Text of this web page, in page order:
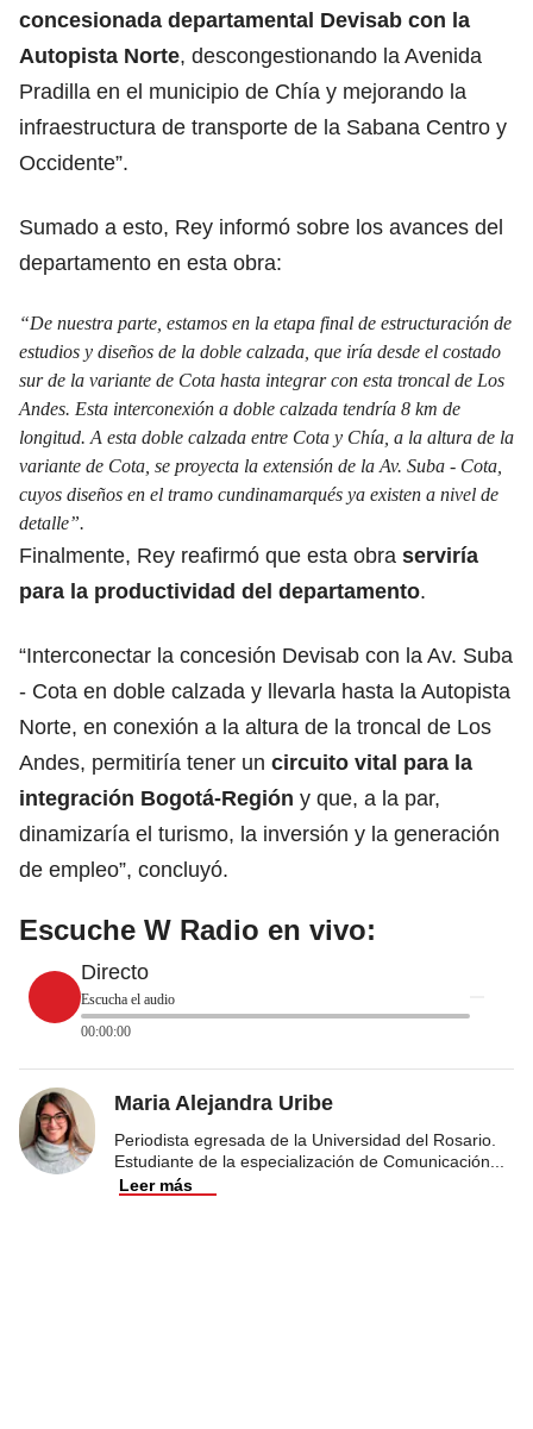
concesionada departamental Devisab con la
Autopista Norte, descongestionando la Avenida
Pradilla en el municipio de Chía y mejorando la
infraestructura de transporte de la Sabana Centro y
Occidente”.
Sumado a esto, Rey informó sobre los avances del
departamento en esta obra:
“De nuestra parte, estamos en la etapa final de estructuración de
estudios y diseños de la doble calzada, que iría desde el costado
sur de la variante de Cota hasta integrar con esta troncal de Los
Andes. Esta interconexión a doble calzada tendría 8 km de
longitud. A esta doble calzada entre Cota y Chía, a la altura de la
variante de Cota, se proyecta la extensión de la Av. Suba - Cota,
cuyos diseños en el tramo cundinamarqués ya existen a nivel de
detalle”.
Finalmente, Rey reafirmó que esta obra serviría
para la productividad del departamento.
“Interconectar la concesión Devisab con la Av. Suba
- Cota en doble calzada y llevarla hasta la Autopista
Norte, en conexión a la altura de la troncal de Los
Andes, permitiría tener un circuito vital para la
integración Bogotá-Región y que, a la par,
dinamizaría el turismo, la inversión y la generación
de empleo”, concluyó.
Escuche W Radio en vivo:
Directo
Escucha el audio
00:00:00
Maria Alejandra Uribe
Periodista egresada de la Universidad del Rosario.
Estudiante de la especialización de Comunicación
Leer más